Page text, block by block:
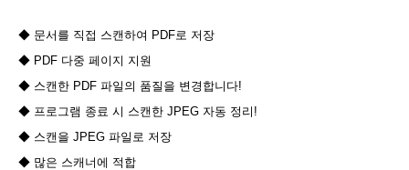
◆ 문서를 직접 스캔하여 PDF로 저장
◆ PDF 다중 페이지 지원
◆ 스캔한 PDF 파일의 품질을 변경합니다!
◆ 프로그램 종료 시 스캔한 JPEG 자동 정리!
◆ 스캔을 JPEG 파일로 저장
◆ 많은 스캐너에 적합